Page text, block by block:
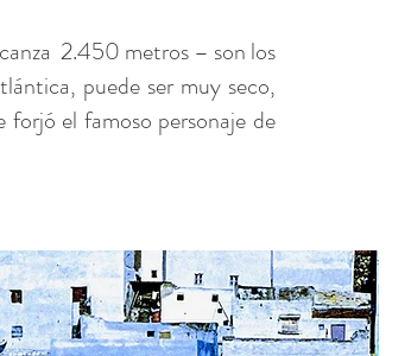
2.450 metros – son los
puede ser muy seco,
forjó el famoso personaje de